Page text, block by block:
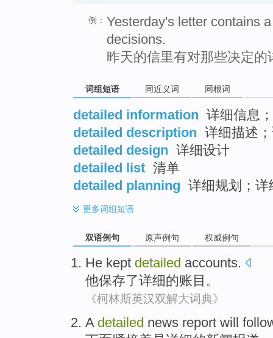
例： Yesterday's letter contains
decisions.
昨天的信里有对那些决定的
词组短语 同近义词 同根词
detailed information 详细信息
detailed description 详细描述
detailed design 详细设计
detailed list 清单
detailed planning 详细规划；
更多词组短语
双语例句 原声例句 权威例句
He kept detailed accounts.
他保存了详细的账目 。
《柯林斯英汉双解大词典》
A detailed news report will